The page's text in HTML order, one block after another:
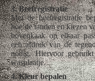
3. Beetregistratie
Met de beetregistratie
hoe de tanden en kiezen
bovenkaak op elkaar
een afdruk van de
nodig. Hiervoor
wasplaatje.
4. Kleur bepalen